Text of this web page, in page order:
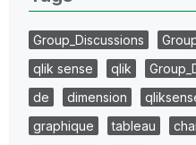
Group_Discussions
qlik sense
qlik
de
dimension
graphique
tableau